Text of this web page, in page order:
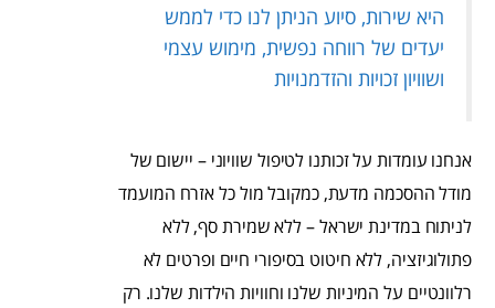
היא שירות, סיוע הניתן לנו כדי לממש
יעדים של רווחה נפשית, מימוש עצמי
ושוויון זכויות והזדמנויות
אנחנו עומדות על זכותנו לטיפול שוויוני – יישום של
מודל ההסכמה מדעת, כמקובל מול כל אזרח המועמד
לניתוח במדינת ישראל – ללא שמירת סף, ללא
פתולוגיזציה, ללא חיטוט בסיפורי חיים ופרטים לא
רלוונטיים על המיניות שלנו וחוויות הילדות שלנו. רק